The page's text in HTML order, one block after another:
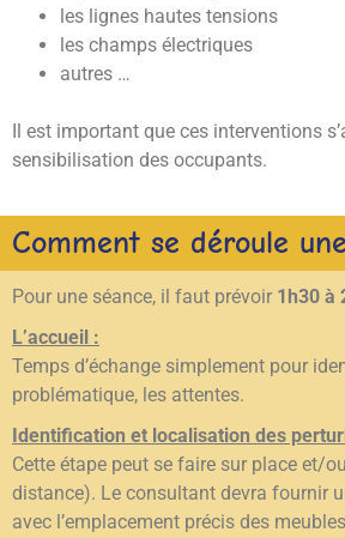
les lignes hautes tensions
les champs électriques
autres …
Il est important que ces interventions
sensibilisation des occupants.
Comment se déroule
Pour une séance, il faut prévoir 1h30 à
L’accueil :
Temps d’échange simplement pour
problématique, les attentes.
Identification et localisation des
Cette étape peut se faire sur place et/
distance). Le consultant devra fournir
avec l’emplacement précis des